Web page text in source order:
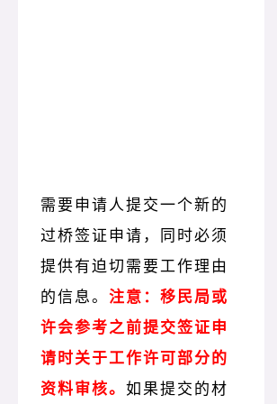
需要申请人提交一个新的
过桥签证申请，同时必须
提供有迫切需要工作理由
的信息。 注意：移民局或
许会参考之前提交签证申
请时关于工作许可部分的
资料审核。 如果提交的材